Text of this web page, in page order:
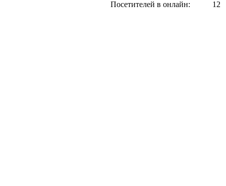
Посетителей в онлайн: 12